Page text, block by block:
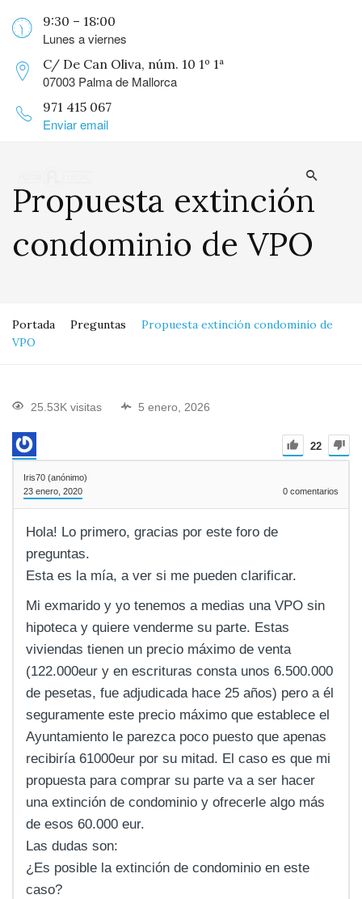
9:30 – 18:00
Lunes a viernes
C/ De Can Oliva, núm. 10 1º 1ª
07003 Palma de Mallorca
971 415 067
Enviar email
Propuesta extinción
condominio de VPO
Portada Preguntas
Propuesta extinción condominio de
VPO
25.53K visitas 5 enero, 2026
22
Iris70 (anónimo)
23 enero, 2020
0 comentarios
Hola! Lo primero, gracias por este foro de
preguntas.
Esta es la mía, a ver si me pueden clarificar.
Mi exmarido y yo tenemos a medias una VPO sin
hipoteca y quiere venderme su parte. Estas
viviendas tienen un precio máximo de venta
(122.000eur y en escrituras consta unos 6.500.000
de pesetas, fue adjudicada hace 25 años) pero a él
seguramente este precio máximo que establece el
Ayuntamiento le parezca poco puesto que apenas
recibiría 61000eur por su mitad. El caso es que mi
propuesta para comprar su parte va a ser hacer
una extinción de condominio y ofrecerle algo más
de esos 60.000 eur.
Las dudas son:
¿Es posible la extinción de condominio en este
caso?